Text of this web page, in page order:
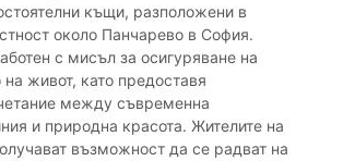
къщи, разположени в
около Панчарево в София.
с мисъл за осигуряване на
на живот, като предоставя
между съвременна
и природна красота. Жителите на
възможност да се радват на